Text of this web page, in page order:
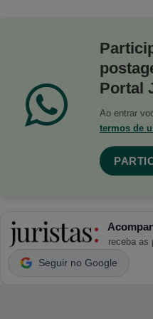
Portal
Ao entrar
termos de
receba as
Seguir no Google